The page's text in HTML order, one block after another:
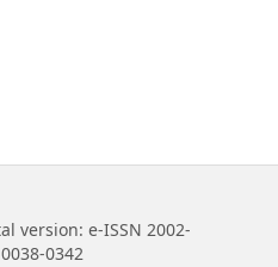
version: e-ISSN 2002-
0342